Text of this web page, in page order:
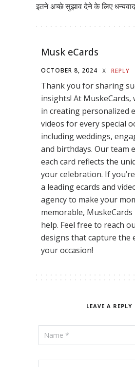
इतने अच्छे सुझाव देने के लिए
Musk eCards
OCTOBER 8, 2024 X REPLY
Thank you for sharing
insights! At MuskeCards,
in creating personalized
videos for every special
including weddings,
and birthdays. Our team
each card reflects the
your celebration. If
a leading ecards and
agency to make your
memorable,
help. Feel free to reach
designs that capture the
your occasion!
LEAVE A REPLY